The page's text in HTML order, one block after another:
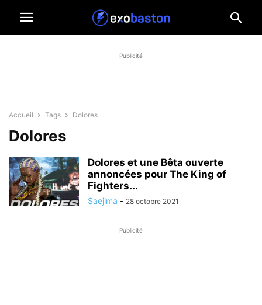
Publicité
Accueil Tags Dolores
Dolores
Dolores et une Bêta ouverte
annoncées pour The King of
Fighters...
Saejima - 28 octobre 2021
Publicité